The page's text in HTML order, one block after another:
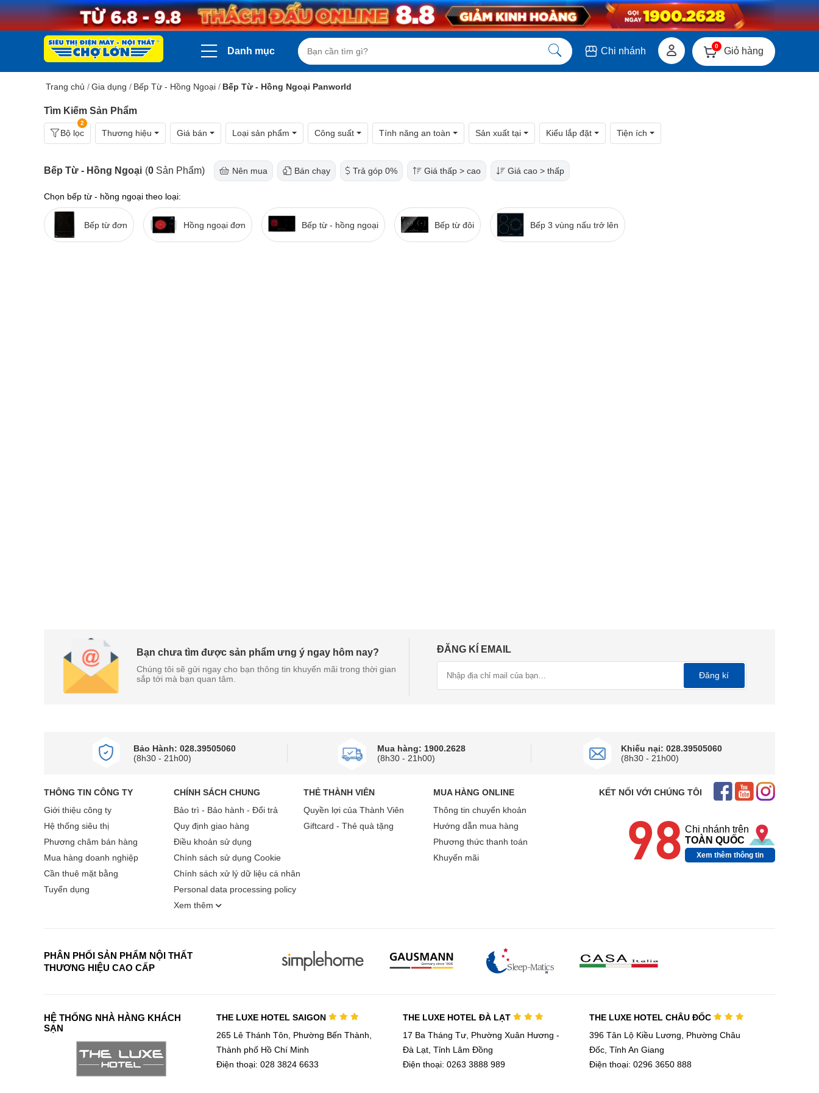
Danh mục Chi nhánh 0 Giỏ hàng
Trang chủ /Gia dụng / Bếp Từ - Hồng Ngoại / Bếp Từ - Hồng Ngoại Panworld
Tìm Kiếm Sản Phẩm
Bộ lọc
2
Thương hiệu Giá bán Loại sản phẩm Công suất Tính năng an toàn Sản xuất tại Kiểu lắp đặt Tiện ích
Bếp Từ - Hồng Ngoại (0 Sản Phẩm) Nên mua Bán chạy Trả góp 0% Giá thấp > cao Giá cao > thấp
Chọn bếp từ - hồng ngoại theo loại:
Bếp từ đơn Hồng ngoại đơn Bếp từ - hồng ngoại Bếp từ đôi Bếp 3 vùng nấu trở lên
Bạn chưa tìm được sản phẩm ưng ý ngay hôm nay?
Chúng tôi sẽ gửi ngay cho bạn thông tin khuyến mãi trong thời gian
sắp tới mà bạn quan tâm.
ĐĂNG KÍ EMAIL
Đăng kí
Bảo Hành: 028.39505060
(8h30 - 21h00)
Mua hàng: 1900.2628
(8h30 - 21h00)
Khiếu nại: 028.39505060
(8h30 - 21h00)
THÔNG TIN CÔNG TY
Giới thiệu công ty
Hệ thống siêu thị
Phương châm bán hàng
Mua hàng doanh nghiệp
Cần thuê mặt bằng
Tuyển dụng
CHÍNH SÁCH CHUNG
Bảo trì - Bảo hành - Đổi trả
Quy định giao hàng
Điều khoản sử dụng
Chính sách sử dụng Cookie
Chính sách xử lý dữ liệu cá nhân
Personal data processing policy
Xem thêm
THẺ THÀNH VIÊN
Quyền lợi của Thành Viên
Giftcard - Thẻ quà tặng
MUA HÀNG ONLINE
Thông tin chuyển khoản
Hướng dẫn mua hàng
Phương thức thanh toán
Khuyến mãi
KẾT NỐI VỚI CHÚNG TÔI
98 Chi nhánh trên
TOÀN QUỐC
Xem thêm thông tin
PHÂN PHỐI SẢN PHẨM NỘI THẤT
THƯƠNG HIỆU CAO CẤP
HỆ THỐNG NHÀ HÀNG KHÁCH
SẠN
THE LUXE HOTEL SAIGON
265 Lê Thánh Tôn, Phường Bến Thành,
Thành phố Hồ Chí Minh
Điện thoại: 028 3824 6633
THE LUXE HOTEL ĐÀ LẠT
17 Ba Tháng Tư, Phường Xuân Hương -
Đà Lạt, Tỉnh Lâm Đồng
Điện thoại: 0263 3888 989
THE LUXE HOTEL CHÂU ĐỐC
396 Tân Lộ Kiều Lương, Phường Châu
Đốc, Tỉnh An Giang
Điện thoại: 0296 3650 888